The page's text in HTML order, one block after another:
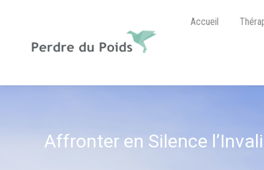
Accueil
Affronter en Silence